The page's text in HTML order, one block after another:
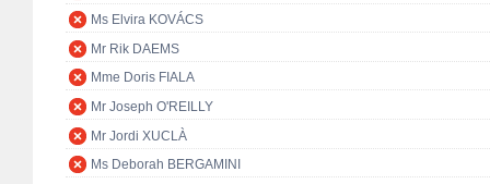
Ms Elvira KOVÁCS
Mr Rik DAEMS
Mme Doris FIALA
Mr Joseph O'REILLY
Mr Jordi XUCLÀ
Ms Deborah BERGAMINI